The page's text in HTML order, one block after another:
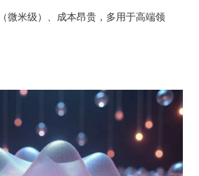
微米级）、成本昂贵，多用于高端领